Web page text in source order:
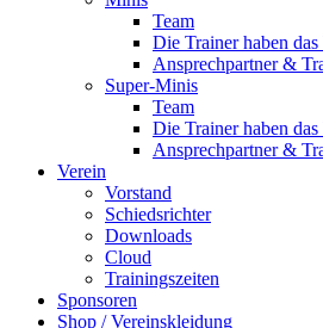
Team
Die Trainer haben
Ansprechpartner &
Super-Minis
Team
Die Trainer haben
Ansprechpartner &
Verein
Vorstand
Schiedsrichter
Downloads
Cloud
Trainingszeiten
Sponsoren
Shop / Vereinskleidung